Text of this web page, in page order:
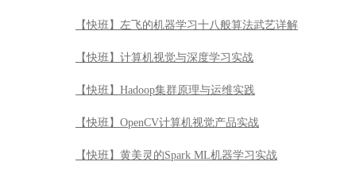
【快班】左飞的机器学习十八般算法武艺详解
【快班】计算机视觉与深度学习实战
【快班】Hadoop集群原理与运维实践
【快班】OpenCV计算机视觉产品实战
【快班】黄美灵的Spark ML机器学习实战